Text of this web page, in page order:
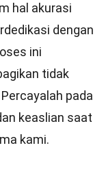
hal akurasi
dengan
ini
tidak
pada
keaslian saat
kami.